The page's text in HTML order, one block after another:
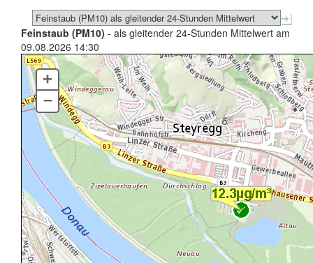
Feinstaub (PM10) - als gleitender 24-Stunden Mittelwert am
09.08.2026 14:30
+
–